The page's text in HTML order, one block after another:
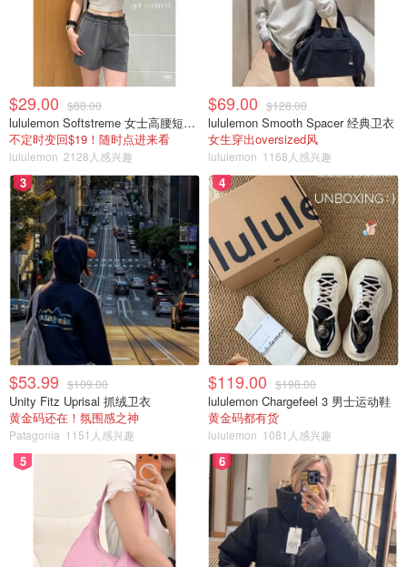
$29.00 $88.00
lululemon Softstreme 女士高腰短裤 10cm
不定时变回$19！随时点进来看
lululemon 2128人感兴趣
$69.00 $128.00
lululemon Smooth Spacer 经典卫衣
女生穿出oversized风
lululemon 1168人感兴趣
3
$53.99 $109.00
Unity Fitz Uprisal 抓绒卫衣
黄金码还在！氛围感之神
Patagonia 1151人感兴趣
4
$119.00 $198.00
lululemon Chargefeel 3 男士运动鞋
黄金码都有货
lululemon 1081人感兴趣
5 6